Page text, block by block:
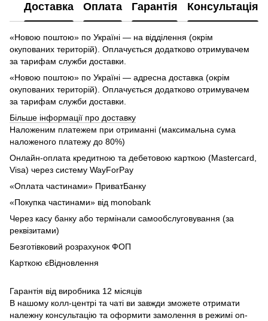
Доставка Оплата Гарантія Консультація
«Новою поштою» по Україні — на відділення (окрім
окупованих територій). Оплачується додатково отримувачем
за тарифам служби доставки.
«Новою поштою» по Україні — адресна доставка (окрім
окупованих територій). Оплачується додатково отримувачем
за тарифам служби доставки.
Більше інформації про доставку
Наложеним платежем при отриманні (максимальна сума
наложеного платежу до 80%)
Онлайн-оплата кредитною та дебетовою карткою (Mastercard,
Visa) через систему WayForPay
«Оплата частинами» ПриватБанку
«Покупка частинами» від monobank
Через касу банку або термінали самообслуговування (за
реквізитами)
Безготівковий розрахунок ФОП
Карткою єВідновлення
Гарантія від виробника 12 місяців
В нашому колл-центрі та чаті ви завжди зможете отримати
належну консультацію та оформити замолення в режимі on-